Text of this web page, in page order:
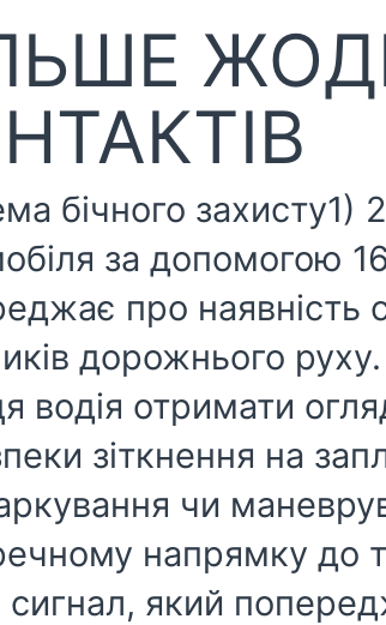
бічного захисту1)
за допомогою
про наявність
дорожнього
водія отримати
зіткнення на
чи
напрямку до
сигнал, який